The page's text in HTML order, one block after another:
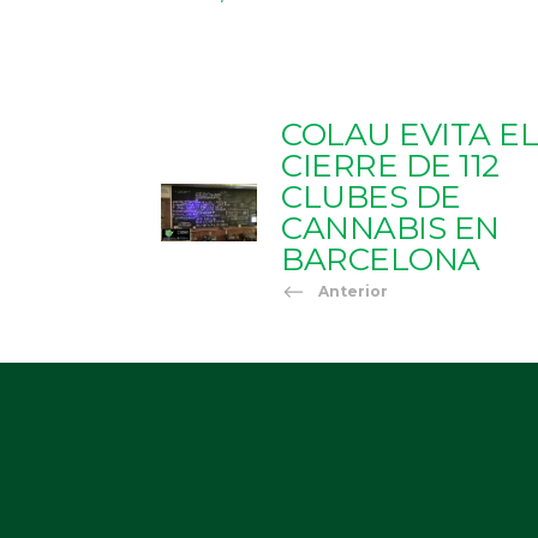
COLAU EVITA EL
CIERRE DE 112
CLUBES DE
CANNABIS EN
BARCELONA
Anterior